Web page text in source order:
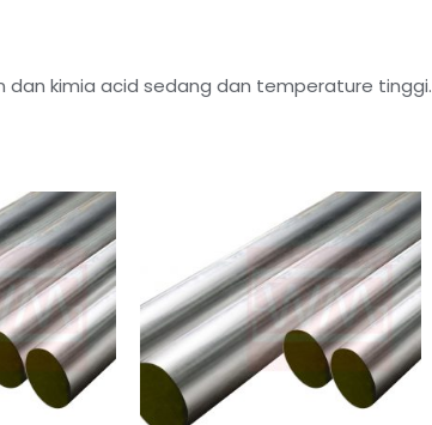
dan kimia acid sedang dan temperature tinggi.